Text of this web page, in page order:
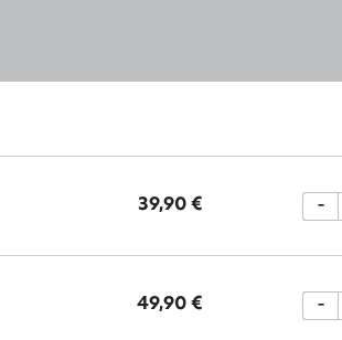
39,90 € -
49,90 € -